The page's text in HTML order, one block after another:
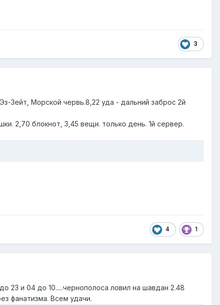
3
Зейт, Морской червь.8,22 уда - дальний заброс 2й
2,70 блокнот, 3,45 вещи. только день. 1й сервер.
4 1
23 и 04 до 10.....чернополоса ловил на шавдан 2.48
фанатизма. Всем удачи.